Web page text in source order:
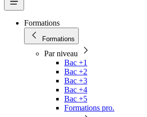
Formations
Formations
Par niveau
Bac +1
Bac +2
Bac +3
Bac +4
Bac +5
Formations pro.